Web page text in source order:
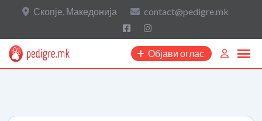
Скопје, Македонија contact@pedigre.mk
Објави оглас